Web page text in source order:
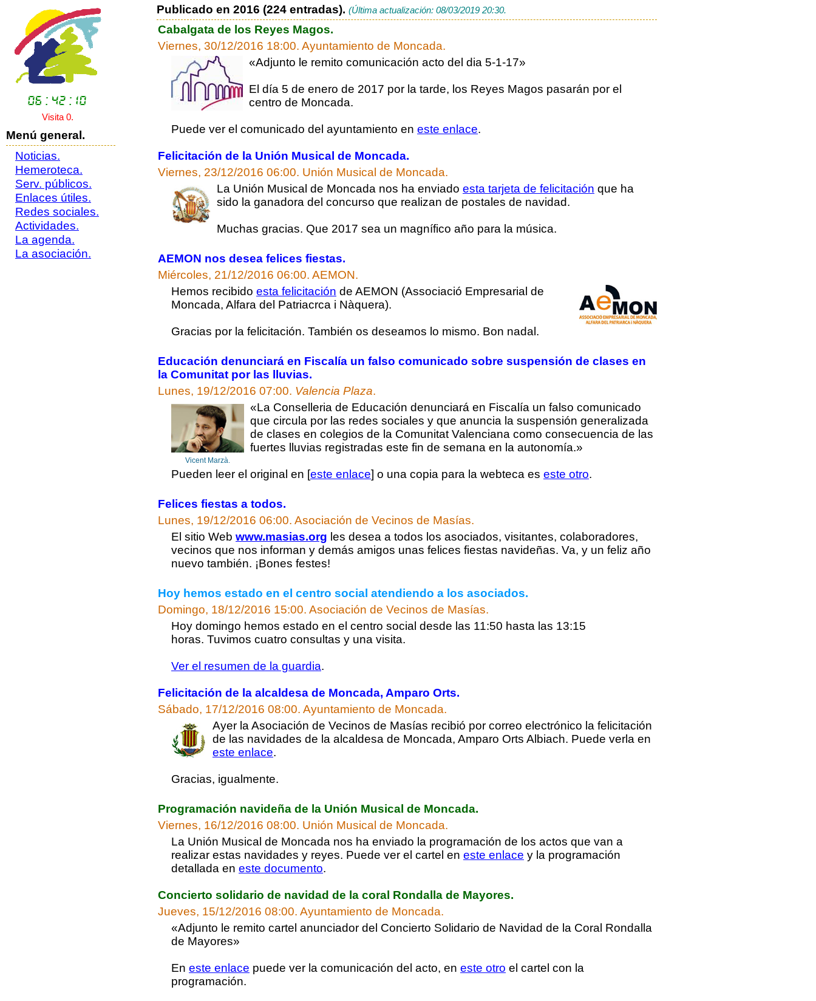
Visita 0.
Menú general.
Noticias.
Hemeroteca.
Serv. públicos.
Enlaces útiles.
Redes sociales.
Actividades.
La agenda.
La asociación.
Publicado en 2016 (224 entradas). (Última actualización: 08/03/2019 20:30.
Cabalgata de los Reyes Magos.
Viernes, 30/12/2016 18:00. Ayuntamiento de Moncada.
«Adjunto le remito comunicación acto del dia 5-1-17»
El día 5 de enero de 2017 por la tarde, los Reyes Magos pasarán por el
centro de Moncada.
Puede ver el comunicado del ayuntamiento en este enlace.
Felicitación de la Unión Musical de Moncada.
Viernes, 23/12/2016 06:00. Unión Musical de Moncada.
La Unión Musical de Moncada nos ha enviado esta tarjeta de felicitación que ha
sido la ganadora del concurso que realizan de postales de navidad.
Muchas gracias. Que 2017 sea un magnífico año para la música.
AEMON nos desea felices fiestas.
Miércoles, 21/12/2016 06:00. AEMON.
Hemos recibido esta felicitación de AEMON (Associació Empresarial de
Moncada, Alfara del Patriacrca i Nàquera).
Gracias por la felicitación. También os deseamos lo mismo. Bon nadal.
Educación denunciará en Fiscalía un falso comunicado sobre suspensión de clases en
la Comunitat por las lluvias.
Lunes, 19/12/2016 07:00. Valencia Plaza.
Vicent Marzà.
«La Conselleria de Educación denunciará en Fiscalía un falso comunicado
que circula por las redes sociales y que anuncia la suspensión generalizada
de clases en colegios de la Comunitat Valenciana como consecuencia de las
fuertes lluvias registradas este fin de semana en la autonomía.»
Pueden leer el original en [este enlace] o una copia para la webteca es este otro.
Felices fiestas a todos.
Lunes, 19/12/2016 06:00. Asociación de Vecinos de Masías.
El sitio Web www.masias.org les desea a todos los asociados, visitantes, colaboradores,
vecinos que nos informan y demás amigos unas felices fiestas navideñas. Va, y un feliz año
nuevo también. ¡Bones festes!
Hoy hemos estado en el centro social atendiendo a los asociados.
Domingo, 18/12/2016 15:00. Asociación de Vecinos de Masías.
Hoy domingo hemos estado en el centro social desde las 11:50 hasta las 13:15
horas. Tuvimos cuatro consultas y una visita.
Ver el resumen de la guardia.
Felicitación de la alcaldesa de Moncada, Amparo Orts.
Sábado, 17/12/2016 08:00. Ayuntamiento de Moncada.
Ayer la Asociación de Vecinos de Masías recibió por correo electrónico la felicitación
de las navidades de la alcaldesa de Moncada, Amparo Orts Albiach. Puede verla en
este enlace.
Gracias, igualmente.
Programación navideña de la Unión Musical de Moncada.
Viernes, 16/12/2016 08:00. Unión Musical de Moncada.
La Unión Musical de Moncada nos ha enviado la programación de los actos que van a
realizar estas navidades y reyes. Puede ver el cartel en este enlace y la programación
detallada en este documento.
Concierto solidario de navidad de la coral Rondalla de Mayores.
Jueves, 15/12/2016 08:00. Ayuntamiento de Moncada.
«Adjunto le remito cartel anunciador del Concierto Solidario de Navidad de la Coral Rondalla
de Mayores»
En este enlace puede ver la comunicación del acto, en este otro el cartel con la
programación.